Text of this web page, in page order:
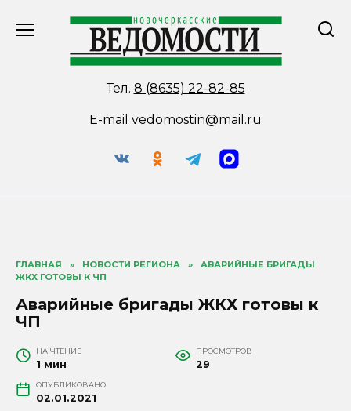
Тел. 8 (8635) 22-82-85
E-mail vedomostin@mail.ru
ГЛАВНАЯ » НОВОСТИ РЕГИОНА »
АВАРИЙНЫЕ БРИГАДЫ
ЖКХ ГОТОВЫ К ЧП
Аварийные бригады ЖКХ готовы к
ЧП
НА ЧТЕНИЕ
1 мин
ПРОСМОТРОВ
29
ОПУБЛИКОВАНО
02.01.2021